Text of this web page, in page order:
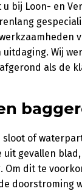
bij Loon- en
Wij
als de
sloot of
gevallen
Om dit te
doorstroming